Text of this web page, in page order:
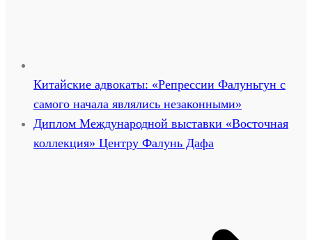
Китайские адвокаты: «Репрессии Фалуньгун с
самого начала являлись незаконными»
Диплом Международной выставки «Восточная
коллекция» Центру Фалунь Дафа